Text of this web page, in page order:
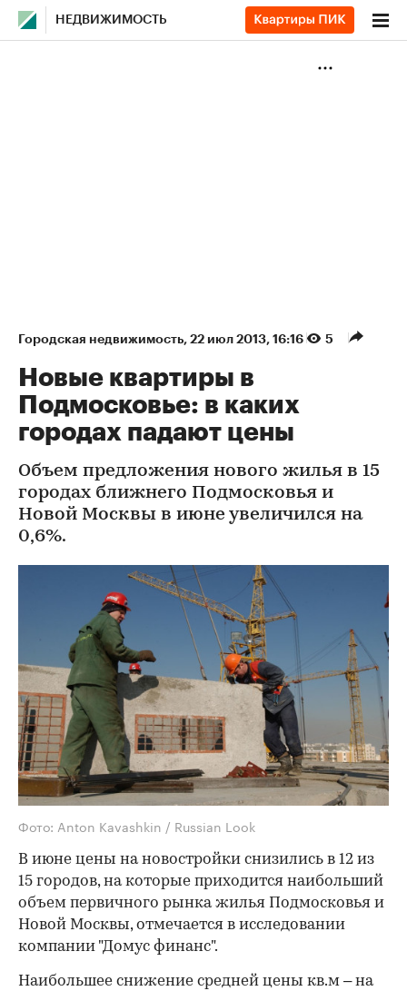
НЕДВИЖИМОСТЬ
Городская недвижимость⁠, 22 июл 2013, 16:16 5
Новые квартиры в
Подмосковье: в каких
городах падают цены
Объем предложения нового жилья в 15
городах ближнего Подмосковья и
Новой Москвы в июне увеличился на
0,6%.
Фото: Anton Kavashkin / Russian Look
В июне цены на новостройки снизились в 12 из
15 городов, на которые приходится наибольший
объем первичного рынка жилья Подмосковья и
Новой Москвы, отмечается в исследовании
компании "Домус финанс".
Наибольшее снижение средней цены кв.м – на